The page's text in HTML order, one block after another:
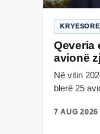
KRYESORE
Qeveria
avionë
Në vitin
blerë 25
7 AUG 2026